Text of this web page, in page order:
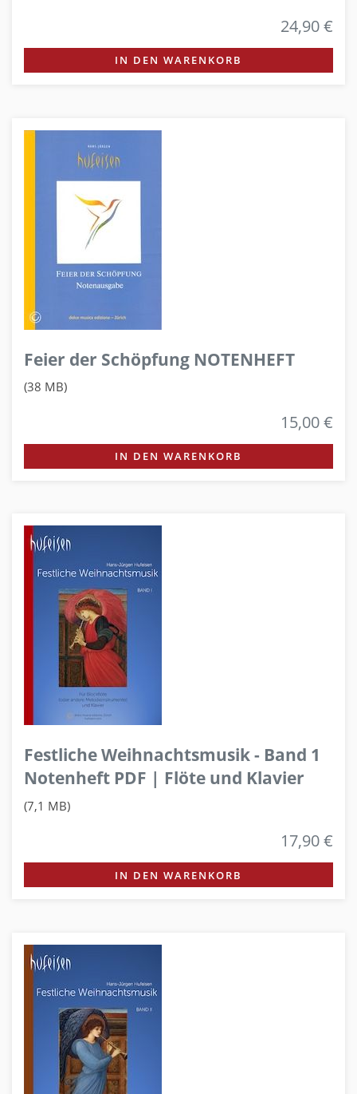
24,90 €
IN DEN WARENKORB
Feier der Schöpfung NOTENHEFT
(38 MB)
15,00 €
IN DEN WARENKORB
Festliche Weihnachtsmusik - Band 1
Notenheft PDF | Flöte und Klavier
(7,1 MB)
17,90 €
IN DEN WARENKORB